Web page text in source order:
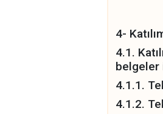
4-
4.1.
belgeler
4.1.1.
4.1.2.